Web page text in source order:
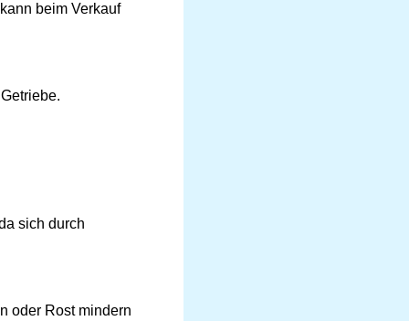
beim Verkauf
sich durch
oder Rost mindern